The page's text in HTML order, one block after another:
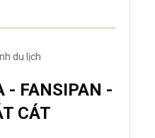
du lịch
- FANSIPAN -
CÁT